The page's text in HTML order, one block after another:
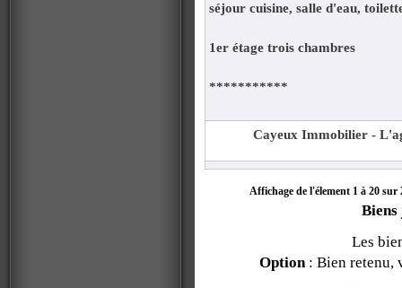
séjour cuisine, salle d'eau,
1er étage trois chambres
***********
Cayeux Immobilier -
Affichage de l'élement 1 à 20 sur
Biens
Les
Option: Bien retenu,